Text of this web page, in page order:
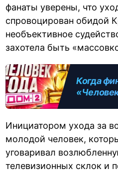
фанаты уверены, что
спровоцирован обидой
необъективное
захотела быть
Когда
Инициатором ухода за
молодой человек,
уговаривал
телевизионных склок и